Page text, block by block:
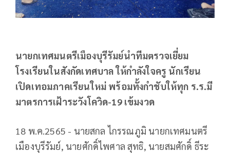
นายกเทศมนตรีเมืองบุรีรัมย์นำทีมตรวจเยี่ยม
โรงเรียนในสังกัดเทศบาล ให้กำลังใจครู นักเรียน
เปิดเทอมภาคเรียนใหม่ พร้อมทั้งกำชับให้ทุก ร.ร.มี
มาตรการเฝ้าระวังโควิด-19 เข้มงวด
18 พ.ค.2565 - นายสกล ไกรรณภูมิ นายกเทศมนตรี
เมืองบุรีรัมย์, นายศักดิ์ไพศาล สุทธิ, นายสมศักดิ์ ธีระ